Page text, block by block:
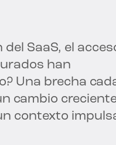
SaaS, el
han
Una brecha
cambio
contexto